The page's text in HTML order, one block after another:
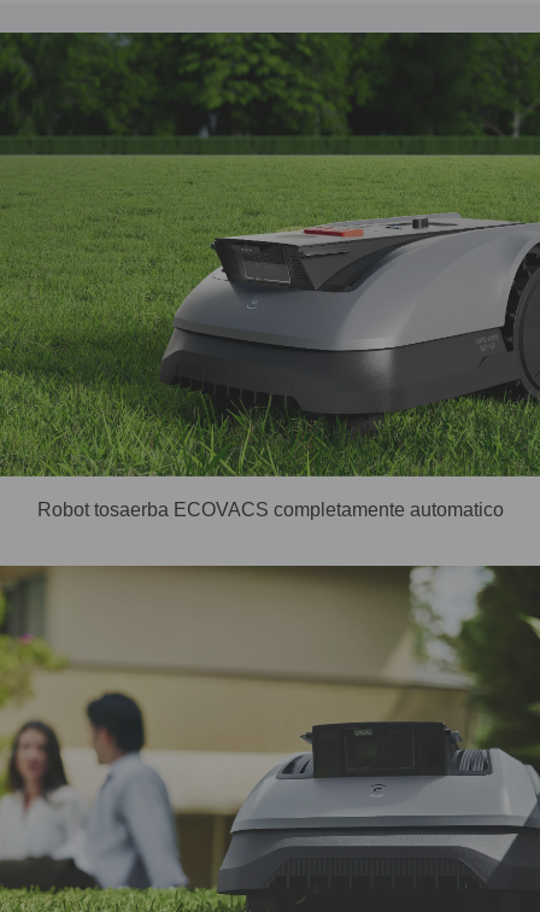
Robot tosaerba ECOVACS completamente automatico